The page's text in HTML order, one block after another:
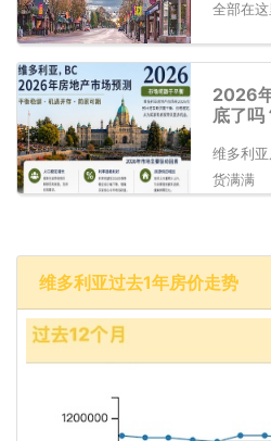
全部在这
2026
底了吗
维多利
货满满
维多利亚过去1年房价走势